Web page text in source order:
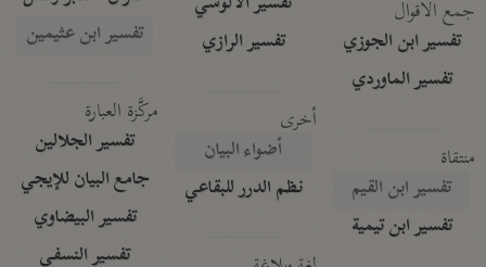
جمع الأقوال
تفسير ابن الجوزي
تفسير الماوردي
منتقاة
تفسير ابن القيم
تفسير ابن تيمية
تفسير الرازي
أخرى
أضواء البيان
نظم الدرر للبقاعي
تفسير ابن عثيمين
مركَّزة العبارة
تفسير الجلالين
جامع البيان للإيجي
تفسير البيضاوي
تفسير النسفي